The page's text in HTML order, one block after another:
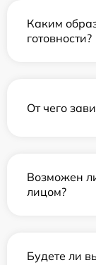
Каким
готовности?
От чего
Возможен
лицом?
Будете ли